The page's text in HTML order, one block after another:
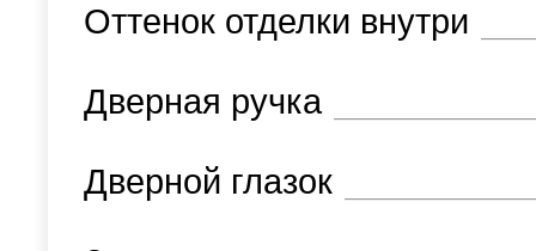
Оттенок отделки внутри
Дверная ручка
Дверной глазок